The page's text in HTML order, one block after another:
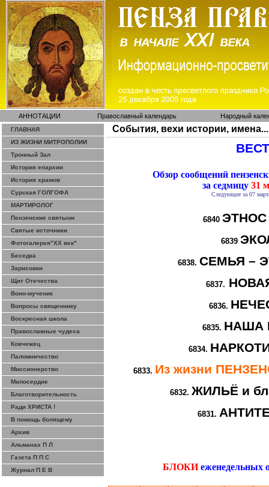
АННОТАЦИИ Православный календарь Народный
ГЛАВНАЯ
ИЗ ЖИЗНИ МИТРОПОЛИИ
Тронный Зал
История епархии
История храмов
Сурская ГОЛГОФА
МАРТИРОЛОГ
Пензенские святыни
Святые источники
Фотогалерея"ХХ век"
Беседка
Зарисовки
Щит Отечества
Воин-мученик
Вопросы священнику
Воскресная школа
Православные чудеса
Ковчежец
Паломничество
Миссионерство
Милосердие
Благотворительность
Ради ХРИСТА !
В помощь болящему
Архив
Альманах П Л
Газета П П С
Журнал П Е В
События, вехи истории, имена...
Обзор сообщений
за седмицу 31
Следующее за 07
6840
6839
6838. СЕМЬЯ –
6837.
6836.
6835. НАША
6834.
6833. Из жизни
6832. ЖИЛЬЁ и
6831.
БЛОКИ еженедельных